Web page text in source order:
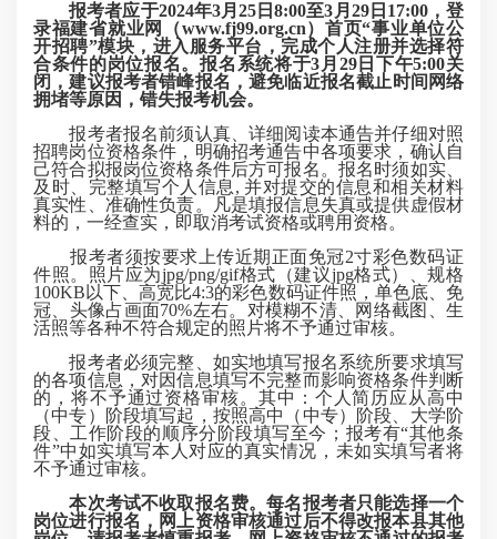
报考者应于2024年3月25日8:00至3月29日17:00，登
录福建省就业网（www.fj99.org.cn）首页“事业单位公
开招聘”模块，进入服务平台，完成个人注册并选择符
合条件的岗位报名。报名系统将于3月29日下午5:00关
闭，建议报考者错峰报名，避免临近报名截止 时间网络
拥堵等原因，错失报考机会。
报考者报名前须认真、详细阅读本通告并仔细对照
招聘岗位资格条件，明确招考通告中各项要求，确认自
己符合拟报岗位资格条件后方可报名。报名时须如实、
及时、完整填写个人信息, 并对提交的信息和相关材料
真实性、准确性负责。
凡是填报信息失真或提供虚假材
料的，一经查实，即取消考试资格或聘用资格。
报考者须按要求上传近期正面免冠2寸彩色数码证
件照。照片应为jpg/png/gif格式（建议jpg格式）、规格
100KB以下、高宽比4:3的彩色数码证件照，单色底、免
冠、头像占画面70%左右。对模糊不清、网络截图、生
活照等各种不符合规定的照片将不予通过审核。
报考者必须完整、如实地填写报名系统所要求填写
的各项信息，对因信息填写不完整而影响资格条件判断
的，将不予通过资格审核。其中：个人简历应从高中
（中专）阶段填写起，按照高中（中专）阶段、大学阶
段、工作阶段的顺序分阶段填写至今； 报考有“其他条
件”中如实填写本人对应的真实情况，未如实填写者将
不予通过审核。
本次考试不收取报名费。每名报考者只能选择一个
岗位进行报名，网上资格审核通过后不得改报本县其他